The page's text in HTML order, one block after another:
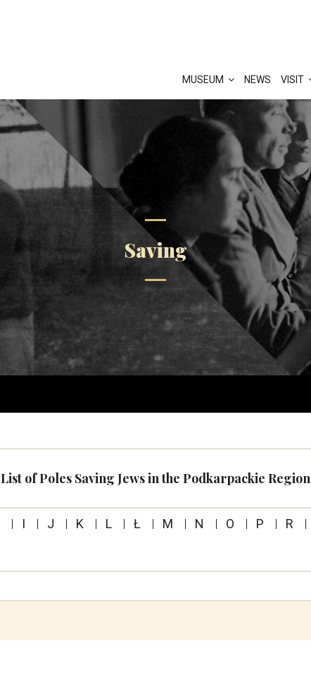
MUSEUM NEWS VISIT
Saving
List of Poles Saving Jews in the Podkarpackie Region
I J K L Ł M N O P R